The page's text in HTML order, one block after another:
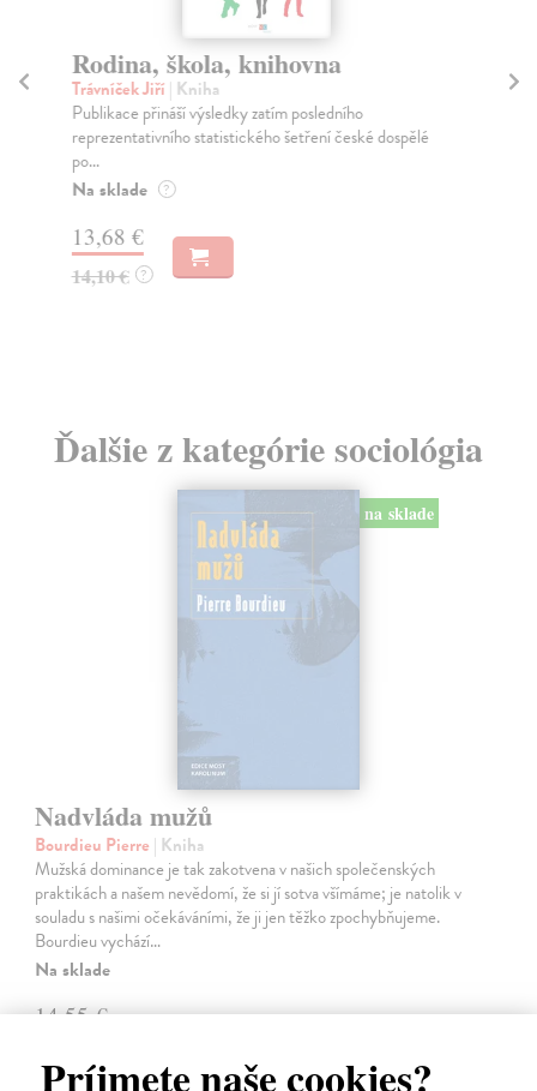
Príjmete naše cookies?
Rodina, škola, knihovna
Trávníček Jiří | Kniha
Publikace přináší výsledky zatím posledního
reprezentativního statistického šetření české dospělé
po...
Na sklade ?
13,68 €
14,10 € ?
Ďalšie z kategórie sociológia
na sklade
Nadvláda mužů
Bourdieu Pierre | Kniha
Mužská dominance je tak zakotvena v našich společenských
praktikách a našem nevědomí, že si jí sotva všímáme; je natolik v
souladu s našimi očekáváními, že ji jen těžko zpochybňujeme.
Bourdieu vychází…
Na sklade
14,55 €